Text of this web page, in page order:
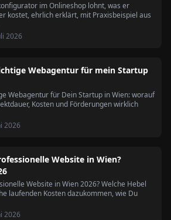
im Onlineshop lohnt, was er
kostet, ehrlich erklärt, mit Praxisbeispiel aus
2026
Webagentur für mein Startup
Webagentur für Dein Startup in Wien: worauf
Kosten und Förderungen wirklich
2026
Website in Wien?
Website in Wien 2026? Welche Hebel
laufenden Kosten dazukommen, wie Du
2026